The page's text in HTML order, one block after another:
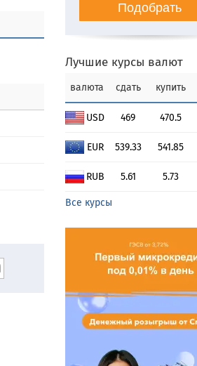
Подобрать
Лучшие курсы валют
валюта сдать купить
USD 469 470.5
EUR 539.33 541.85
RUB 5.61 5.73
Все курсы